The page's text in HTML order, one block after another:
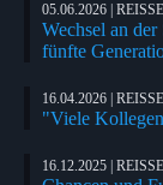
05.06.2026 |
Wechsel an
fünfte
16.04.2026 |
"Viele
16.12.2025 |